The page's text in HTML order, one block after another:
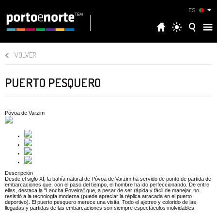
ES
VOLVER
PUERTO PESQUERO
Póvoa de Varzim
Descripción
Desde el siglo XI, la bahía natural de Póvoa de Varzim ha servido de punto de partida de
embarcaciones que, con el paso del tiempo, el hombre ha ido perfeccionando. De entre
ellas, destaca la "Lancha Poveira" que, a pesar de ser rápida y fácil de manejar, no
resistió a la tecnología moderna (puede apreciar la réplica atracada en el puerto
deportivo). El puerto pesquero merece una visita. Todo el ajetreo y colorido de las
llegadas y partidas de las embarcaciones son siempre espectáculos inolvidables.